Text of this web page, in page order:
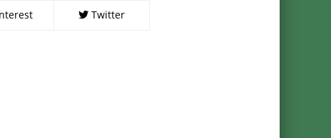
Twitter